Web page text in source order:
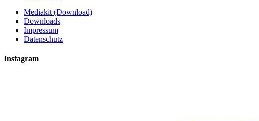
Mediakit (Download)
Downloads
Impressum
Datenschutz
Instagram